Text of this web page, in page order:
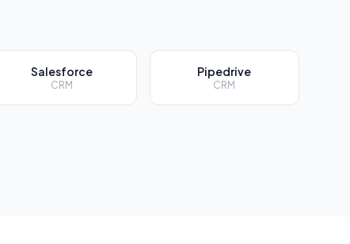
Salesforce
CRM
Pipedrive
CRM